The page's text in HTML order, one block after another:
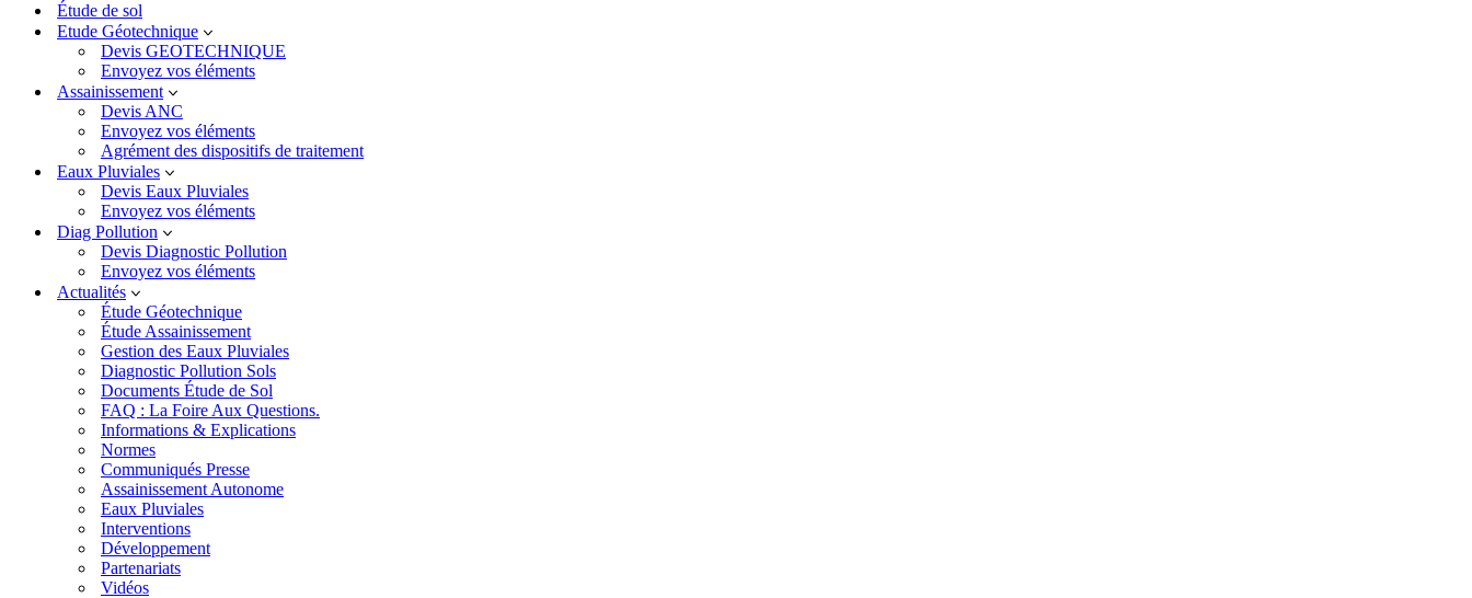
Étude de sol
Etude Géotechnique
Devis GEOTECHNIQUE
Envoyez vos éléments
Assainissement
Devis ANC
Envoyez vos éléments
Agrément des dispositifs de traitement
Eaux Pluviales
Devis Eaux Pluviales
Envoyez vos éléments
Diag Pollution
Devis Diagnostic Pollution
Envoyez vos éléments
Actualités
Étude Géotechnique
Étude Assainissement
Gestion des Eaux Pluviales
Diagnostic Pollution Sols
Documents Étude de Sol
FAQ : La Foire Aux Questions.
Informations & Explications
Normes
Communiqués Presse
Assainissement Autonome
Eaux Pluviales
Interventions
Développement
Partenariats
Vidéos